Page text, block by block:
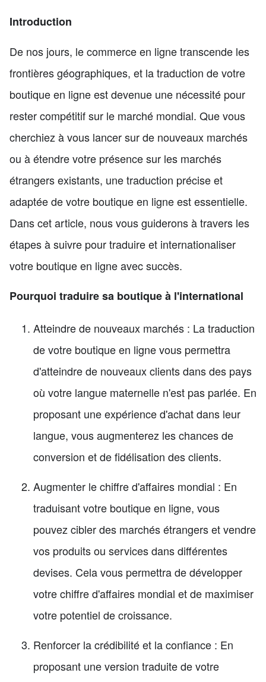
Introduction
De nos jours, le commerce en ligne transcende les
frontières géographiques, et la traduction de votre
boutique en ligne est devenue une nécessité pour
rester compétitif sur le marché mondial. Que vous
cherchiez à vous lancer sur de nouveaux marchés
ou à étendre votre présence sur les marchés
étrangers existants, une traduction précise et
adaptée de votre boutique en ligne est essentielle.
Dans cet article, nous vous guiderons à travers les
étapes à suivre pour traduire et internationaliser
votre boutique en ligne avec succès.
Pourquoi traduire sa boutique à l'international
Atteindre de nouveaux marchés : La traduction
de votre boutique en ligne vous permettra
d'atteindre de nouveaux clients dans des pays
où votre langue maternelle n'est pas parlée. En
proposant une expérience d'achat dans leur
langue, vous augmenterez les chances de
conversion et de fidélisation des clients.
Augmenter le chiffre d'affaires mondial : En
traduisant votre boutique en ligne, vous
pouvez cibler des marchés étrangers et vendre
vos produits ou services dans différentes
devises. Cela vous permettra de développer
votre chiffre d'affaires mondial et de maximiser
votre potentiel de croissance.
Renforcer la crédibilité et la confiance : En
proposant une version traduite de votre